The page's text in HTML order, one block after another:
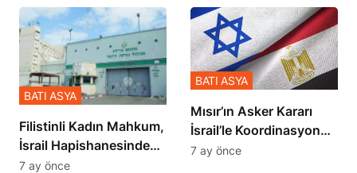
Filistinli Kadın Mahkum,
İsrail Hapishanesindeki
Zulmü Anlattı
BATI ASYA
7 ay önce
Mısır’ın Asker Kararı
İsrail’le Koordinasyon
İçinde Gerçekleşmiş
BATI ASYA
7 ay önce